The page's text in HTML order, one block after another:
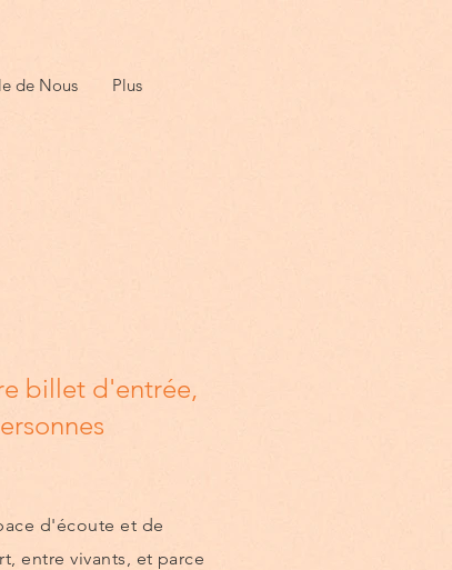
de Nous Plus
billet d'entrée,
d'écoute et de
entre vivants, et parce